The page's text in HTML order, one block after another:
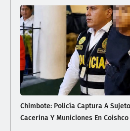
Chimbote: Policía Captura A
Cacerina Y Municiones En Coishco